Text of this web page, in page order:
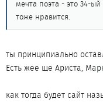
мечта поэта - это 34-
тоже нравится.
ты принципиально
Есть жее ще Ариста,
как тогда будет сайт